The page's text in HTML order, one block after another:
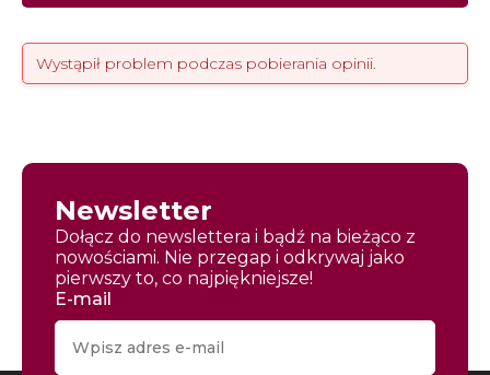
Wystąpił problem podczas pobierania opinii.
Newsletter
Dołącz do newslettera i bądź na bieżąco z
nowościami. Nie przegap i odkrywaj jako
pierwszy to, co najpiękniejsze!
E-mail